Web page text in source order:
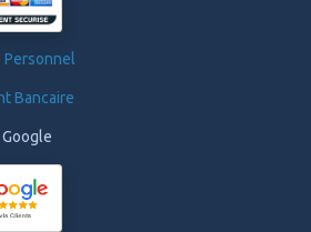
Personnel
Bancaire